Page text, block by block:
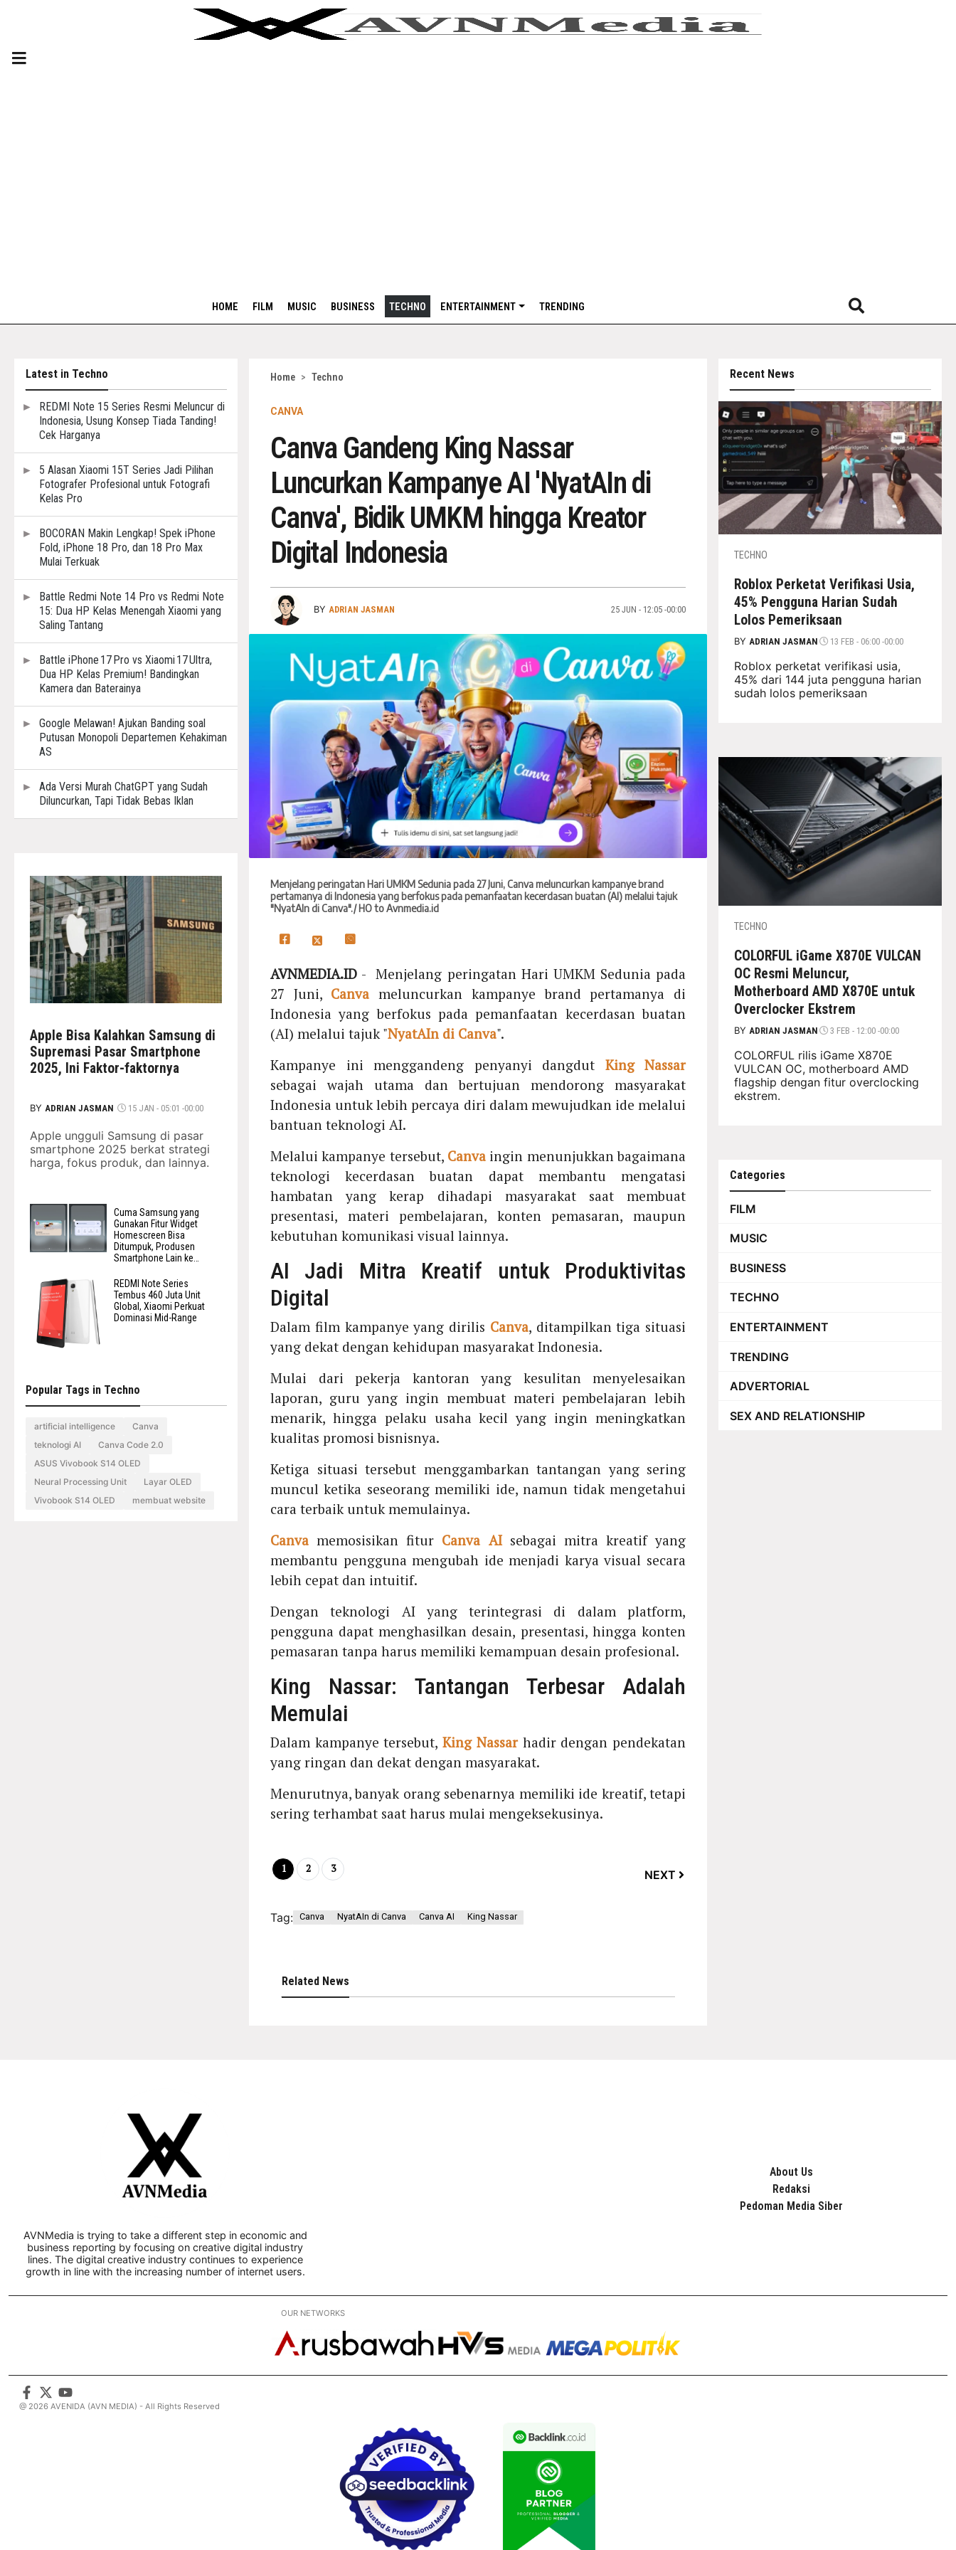
HOME FILM MUSIC BUSINESS TECHNO ENTERTAINMENT TRENDING
Latest in Techno
REDMI Note 15 Series Resmi Meluncur di
Indonesia, Usung Konsep Tiada Tanding!
Cek Harganya
5 Alasan Xiaomi 15T Series Jadi Pilihan
Fotografer Profesional untuk Fotografi
Kelas Pro
BOCORAN Makin Lengkap! Spek iPhone
Fold, iPhone 18 Pro, dan 18 Pro Max
Mulai Terkuak
Battle Redmi Note 14 Pro vs Redmi Note
15: Dua HP Kelas Menengah Xiaomi yang
Saling Tantang
Battle iPhone 17 Pro vs Xiaomi 17 Ultra,
Dua HP Kelas Premium! Bandingkan
Kamera dan Baterainya
Google Melawan! Ajukan Banding soal
Putusan Monopoli Departemen Kehakiman
AS
Ada Versi Murah ChatGPT yang Sudah
Diluncurkan, Tapi Tidak Bebas Iklan
Apple Bisa Kalahkan Samsung di
Supremasi Pasar Smartphone
2025, Ini Faktor-faktornya
BY ADRIAN JASMAN 15 JAN - 05:01 -00:00
Apple ungguli Samsung di pasar
smartphone 2025 berkat strategi
harga, fokus produk, dan lainnya.
Cuma Samsung yang
Gunakan Fitur Widget
Homescreen Bisa
Ditumpuk, Produsen
Smartphone Lain ke
REDMI Note Series
Tembus 460 Juta Unit
Global, Xiaomi Perkuat
Dominasi Mid-Range
Popular Tags in Techno
artificial intelligence
Canva
teknologi AI
Canva Code 2.0
ASUS Vivobook S14 OLED
Neural Processing Unit
Layar OLED
Vivobook S14 OLED
membuat website
Home > Techno
CANVA
Canva Gandeng King Nassar
Luncurkan Kampanye AI 'NyatAIn di
Canva', Bidik UMKM hingga Kreator
Digital Indonesia
BY ADRIAN JASMAN 25 JUN - 12:05 -00:00
Menjelang peringatan Hari UMKM Sedunia pada 27 Juni, Canva meluncurkan kampanye brand
pertamanya di Indonesia yang berfokus pada pemanfaatan kecerdasan buatan (AI) melalui tajuk
"NyatAIn di Canva"./ HO to Avnmedia.id
AVNMEDIA.ID - Menjelang peringatan Hari UMKM Sedunia pada
27 Juni, Canva meluncurkan kampanye brand pertamanya di
Indonesia yang berfokus pada pemanfaatan kecerdasan buatan
(AI) melalui tajuk "NyatAIn di Canva".
Kampanye ini menggandeng penyanyi dangdut King Nassar
sebagai wajah utama dan bertujuan mendorong masyarakat
Indonesia untuk lebih percaya diri dalam mewujudkan ide melalui
bantuan teknologi AI.
Melalui kampanye tersebut, Canva ingin menunjukkan bagaimana
teknologi kecerdasan buatan dapat membantu mengatasi
hambatan yang kerap dihadapi masyarakat saat membuat
presentasi, materi pembelajaran, konten pemasaran, maupun
kebutuhan komunikasi visual lainnya.
AI Jadi Mitra Kreatif untuk Produktivitas
Digital
Dalam film kampanye yang dirilis Canva, ditampilkan tiga situasi
yang dekat dengan kehidupan masyarakat Indonesia.
Mulai dari pekerja kantoran yang kesulitan menyelesaikan
laporan, guru yang ingin membuat materi pembelajaran lebih
menarik, hingga pelaku usaha kecil yang ingin meningkatkan
kualitas promosi bisnisnya.
Ketiga situasi tersebut menggambarkan tantangan yang sering
muncul ketika seseorang memiliki ide, namun tidak mengetahui
cara terbaik untuk memulainya.
Canva memosisikan fitur Canva AIsebagai mitra kreatif yang
membantu pengguna mengubah ide menjadi karya visual secara
lebih cepat dan intuitif.
Dengan teknologi AI yang terintegrasi di dalam platform,
pengguna dapat menghasilkan desain, presentasi, hingga konten
pemasaran tanpa harus memiliki kemampuan desain profesional.
King Nassar: Tantangan Terbesar Adalah
Memulai
Dalam kampanye tersebut,King Nassarhadir dengan pendekatan
yang ringan dan dekat dengan masyarakat.
Menurutnya, banyak orang sebenarnya memiliki ide kreatif, tetapi
sering terhambat saat harus mulai mengeksekusinya.
1 2 3 NEXT
Tag: Canva NyatAIn di Canva Canva AI King Nassar
Related News
Recent News
TECHNO
Roblox Perketat Verifikasi Usia,
45% Pengguna Harian Sudah
Lolos Pemeriksaan
BYADRIAN JASMAN 13 FEB - 06:00 -00:00
Roblox perketat verifikasi usia,
45% dari 144 juta pengguna harian
sudah lolos pemeriksaan
TECHNO
COLORFUL iGame X870E VULCAN
OC Resmi Meluncur,
Motherboard AMD X870E untuk
Overclocker Ekstrem
BYADRIAN JASMAN 3 FEB - 12:00 -00:00
COLORFUL rilis iGame X870E
VULCAN OC, motherboard AMD
flagship dengan fitur overclocking
ekstrem.
Categories
FILM
MUSIC
BUSINESS
TECHNO
ENTERTAINMENT
TRENDING
ADVERTORIAL
SEX AND RELATIONSHIP
AVNMedia is trying to take a different step in economic and
business reporting by focusing on creative digital industry
lines. The digital creative industry continues to experience
growth in line with the increasing number of internet users.
About Us
Redaksi
Pedoman Media Siber
OUR NETWORKS
@ 2026 AVENIDA (AVN MEDIA) - All Rights Reserved